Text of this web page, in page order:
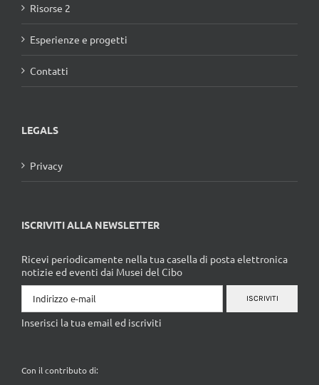
Risorse 2
Esperienze e progetti
Contatti
LEGALS
Privacy
ISCRIVITI ALLA NEWSLETTER
Ricevi periodicamente nella tua casella di posta elettronica
notizie ed eventi dai Musei del Cibo
ISCRIVITI
Inserisci la tua email ed iscriviti
Con il contributo di: